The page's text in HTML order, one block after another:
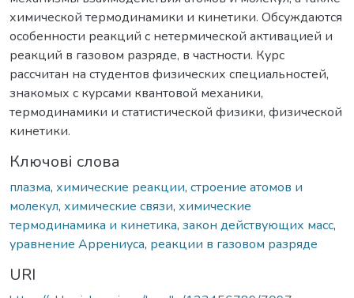
химической термодинамики и кинетики. Обсуждаются
особенности реакций с нетермической активацией и
реакций в газовом разряде, в частности. Курс
рассчитан на студентов физических специальностей,
знакомых с курсами квантовой механики,
термодинамики и статистической физики, физической
кинетики.
Ключові слова
плазма, химические реакции, строение атомов и
молекул, химические связи, химические
термодинамика и кинетика, закон действующих масс,
уравнение Аррениуса, реакции в газовом разряде
URI